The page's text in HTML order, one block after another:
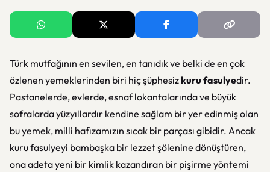
Türk mutfağının en sevilen, en tanıdık ve belki de en çok
özlenen yemeklerinden biri hiç şüphesizkuru fasulyedir.
Pastanelerde, evlerde, esnaf lokantalarında ve büyük
sofralarda yüzyıllardır kendine sağlam bir yer edinmiş olan
bu yemek, milli hafızamızın sıcak bir parçası gibidir. Ancak
kuru fasulyeyi bambaşka bir lezzet şölenine dönüştüren,
ona adeta yeni bir kimlik kazandıran bir pişirme yöntemi